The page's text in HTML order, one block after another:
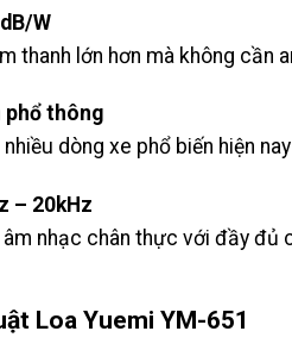
W
thanh lớn hơn mà không
phổ thông
dòng xe phổ biến hiện
– 20kHz
nhạc chân thực với đầy
Loa Yuemi YM-651